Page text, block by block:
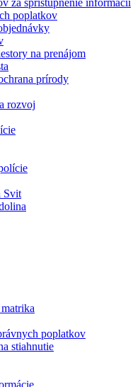
za sprístupnenie informácií
poplatkov
na prenájom
prírody
rozvoj
Svit
poplatkov
stiahnutie